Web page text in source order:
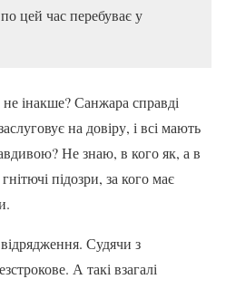
цей час перебуває у
інакше? Санжара справді
на довіру, і всі мають
Не знаю, в кого як, а в
підозри, за кого має
Судячи з
А такі взагалі